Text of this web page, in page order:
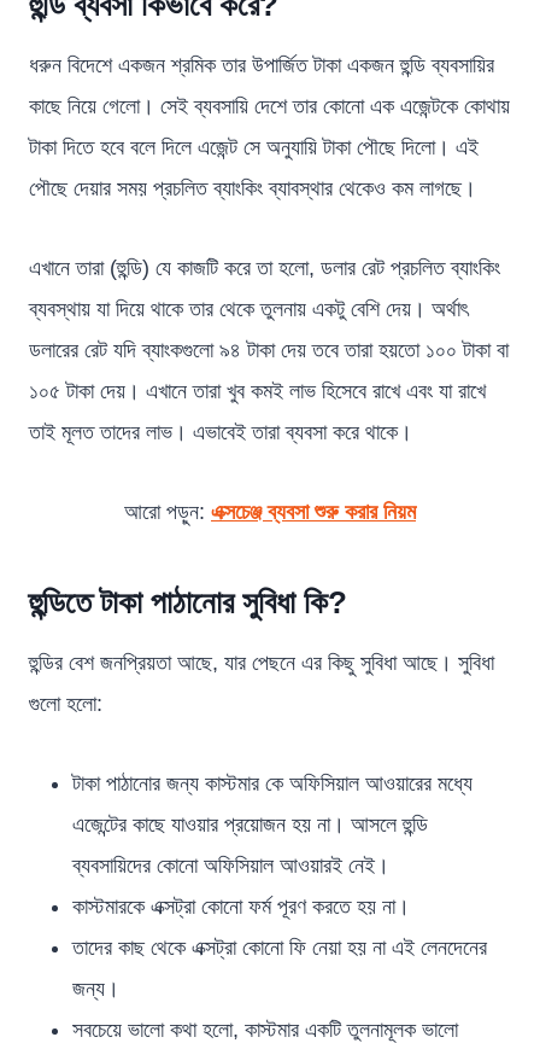
ধরুন বিদেশে একজন শ্রমিক তার উপার্জিত টাকা একজন হুন্ডি ব্যবসায়ির
কাছে নিয়ে গেলো। সেই ব্যবসায়ি দেশে তার কোনো এক এজেন্টকে কোথায়
টাকা দিতে হবে বলে দিলে এজেন্ট সে অনুযায়ি টাকা পৌছে দিলো। এই
পৌছে দেয়ার সময় প্রচলিত ব্যাংকিং ব্যাবস্থার থেকেও কম লাগছে।
এখানে তারা (হুন্ডি) যে কাজটি করে তা হলো, ডলার রেট প্রচলিত ব্যাংকিং
ব্যবস্থায় যা দিয়ে থাকে তার থেকে তুলনায় একটু বেশি দেয়। অর্থাৎ
ডলারের রেট যদি ব্যাংকগুলো ৯৪ টাকা দেয় তবে তারা হয়তো ১০০ টাকা বা
১০৫ টাকা দেয়। এখানে তারা খুব কমই লাভ হিসেবে রাখে এবং যা রাখে
তাই মূলত তাদের লাভ। এভাবেই তারা ব্যবসা করে থাকে।
আরো পড়ুন: এক্সচেঞ্জ ব্যবসা শুরু করার নিয়ম
হুন্ডিতে টাকা পাঠানোর সুবিধা কি?
হুন্ডির বেশ জনপ্রিয়তা আছে, যার পেছনে এর কিছু সুবিধা আছে। সুবিধা
গুলো হলো:
টাকা পাঠানোর জন্য কাস্টমার কে অফিসিয়াল আওয়ারের মধ্যে
এজেন্টের কাছে যাওয়ার প্রয়োজন হয় না। আসলে হুন্ডি
ব্যবসায়িদের কোনো অফিসিয়াল আওয়ারই নেই।
কাস্টমারকে এক্সট্রা কোনো ফর্ম পূরণ করতে হয় না।
তাদের কাছ থেকে এক্সট্রা কোনো ফি নেয়া হয় না এই লেনদেনের
জন্য।
সবচেয়ে ভালো কথা হলো, কাস্টমার একটি তুলনামূলক ভালো